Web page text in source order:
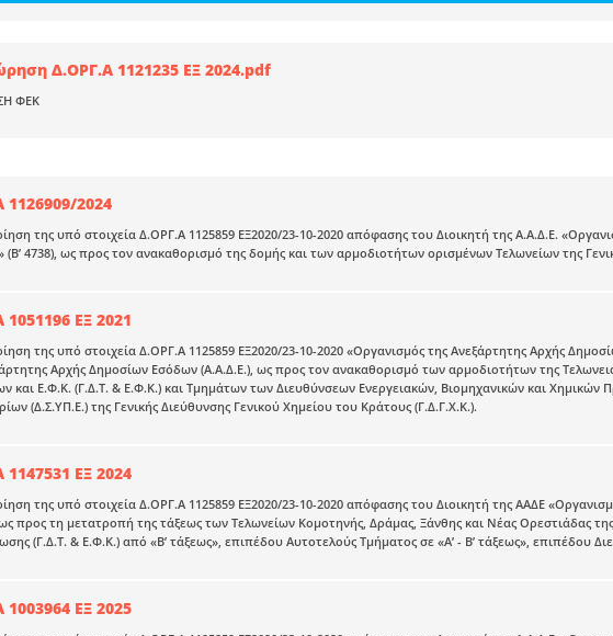
Δ.ΟΡΓ.Α 1121235 ΕΞ 2024.pdf
ΦΕΚ
2024
της υπό στοιχεία Δ.ΟΡΓ.Α 1125859 ΕΞ2020/23-10-2020 απόφασης του Διοικητή της Α.Α.Δ.Ε.
(Β’ 4738), ως προς τον ανακαθορισμό της δομής και των αρμοδιοτήτων ορισμένων Τελωνείων της
ΕΞ 2021
της υπό στοιχεία Δ.ΟΡΓ.Α 1125859 ΕΞ2020/23-10-2020 «Οργανισμός της Ανεξάρτητης Αρχής
Αρχής Δημοσίων Εσόδων (Α.Α.Δ.Ε.), ως προς τον ανακαθορισμό των αρμοδιοτήτων της
και Ε.Φ.Κ. (Γ.Δ.Τ. & Ε.Φ.Κ.) και Τμημάτων των Διευθύνσεων Ενεργειακών, Βιομηχανικών και Χημικών
(Δ.Σ.ΥΠ.Ε.) της Γενικής Διεύθυνσης Γενικού Χημείου του Κράτους (Γ.Δ.Γ.Χ.Κ.).
ΕΞ 2024
της υπό στοιχεία Δ.ΟΡΓ.Α 1125859 ΕΞ2020/23-10-2020 απόφασης του Διοικητή της ΑΑΔΕ
ως προς τη μετατροπή της τάξεως των Τελωνείων Κομοτηνής, Δράμας, Ξάνθης και Νέας Ορεστιάδας
(Γ.Δ.Τ. & Ε.Φ.Κ.) από «Β’ τάξεως», επιπέδου Αυτοτελούς Τμήματος σε «Α’ - Β’ τάξεως», επιπέδου
ΕΞ 2025